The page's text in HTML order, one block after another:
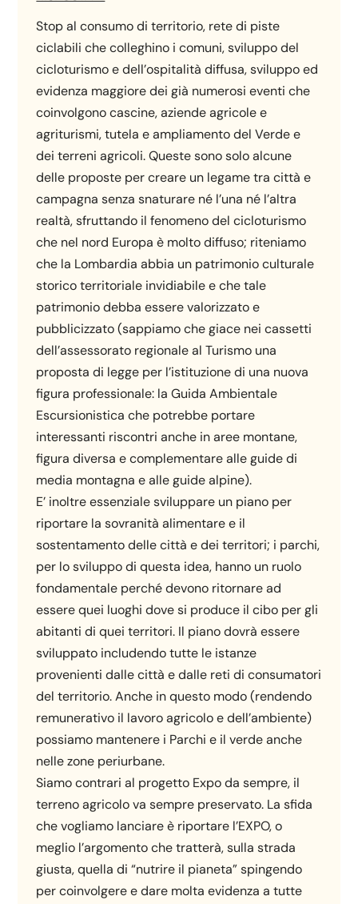
Stop al consumo di territorio, rete di piste
ciclabili che colleghino i comuni, sviluppo del
cicloturismo e dell’ospitalità diffusa, sviluppo ed
evidenza maggiore dei già numerosi eventi che
coinvolgono cascine, aziende agricole e
agriturismi, tutela e ampliamento del Verde e
dei terreni agricoli. Queste sono solo alcune
delle proposte per creare un legame tra città e
campagna senza snaturare né l’una né l’altra
realtà, sfruttando il fenomeno del cicloturismo
che nel nord Europa è molto diffuso; riteniamo
che la Lombardia abbia un patrimonio culturale
storico territoriale invidiabile e che tale
patrimonio debba essere valorizzato e
pubblicizzato (sappiamo che giace nei cassetti
dell’assessorato regionale al Turismo una
proposta di legge per l’istituzione di una nuova
figura professionale: la Guida Ambientale
Escursionistica che potrebbe portare
interessanti riscontri anche in aree montane,
figura diversa e complementare alle guide di
media montagna e alle guide alpine).
E’ inoltre essenziale sviluppare un piano per
riportare la sovranità alimentare e il
sostentamento delle città e dei territori; i parchi,
per lo sviluppo di questa idea, hanno un ruolo
fondamentale perché devono ritornare ad
essere quei luoghi dove si produce il cibo per gli
abitanti di quei territori. Il piano dovrà essere
sviluppato includendo tutte le istanze
provenienti dalle città e dalle reti di consumatori
del territorio. Anche in questo modo (rendendo
remunerativo il lavoro agricolo e dell’ambiente)
possiamo mantenere i Parchi e il verde anche
nelle zone periurbane.
Siamo contrari al progetto Expo da sempre, il
terreno agricolo va sempre preservato. La sfida
che vogliamo lanciare è riportare l’EXPO, o
meglio l’argomento che tratterà, sulla strada
giusta, quella di “nutrire il pianeta” spingendo
per coinvolgere e dare molta evidenza a tutte